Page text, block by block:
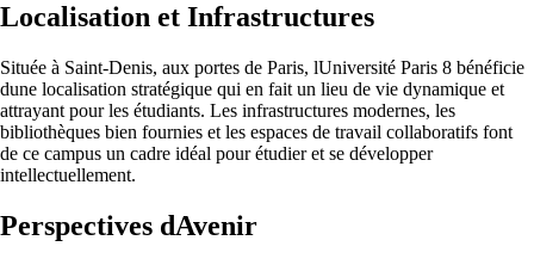
Localisation et Infrastructures
Située à Saint-Denis, aux portes de Paris, lUniversité Paris 8 bénéficie
dune localisation stratégique qui en fait un lieu de vie dynamique et
attrayant pour les étudiants. Les infrastructures modernes, les
bibliothèques bien fournies et les espaces de travail collaboratifs font
de ce campus un cadre idéal pour étudier et se développer
intellectuellement.
Perspectives dAvenir